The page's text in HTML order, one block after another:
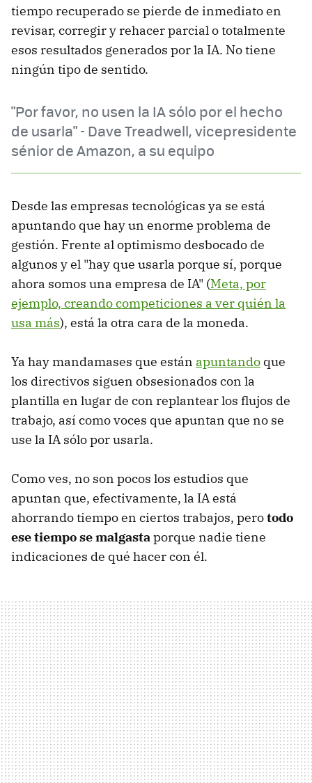
tiempo recuperado se pierde de inmediato en
revisar, corregir y rehacer parcial o totalmente
esos resultados generados por la IA. No tiene
ningún tipo de sentido.
"Por favor, no usen la IA sólo por el hecho
de usarla" - Dave Treadwell, vicepresidente
sénior de Amazon, a su equipo
Desde las empresas tecnológicas ya se está
apuntando que hay un enorme problema de
gestión. Frente al optimismo desbocado de
algunos y el "hay que usarla porque sí, porque
ahora somos una empresa de IA" (Meta, por
ejemplo, creando competiciones a ver quién la
usa más), está la otra cara de la moneda.
Ya hay mandamases que están apuntando que
los directivos siguen obsesionados con la
plantilla en lugar de con replantear los flujos de
trabajo, así como voces que apuntan que no se
use la IA sólo por usarla.
Como ves, no son pocos los estudios que
apuntan que, efectivamente, la IA está
ahorrando tiempo en ciertos trabajos, perotodo
ese tiempo se malgastaporque nadie tiene
indicaciones de qué hacer con él.